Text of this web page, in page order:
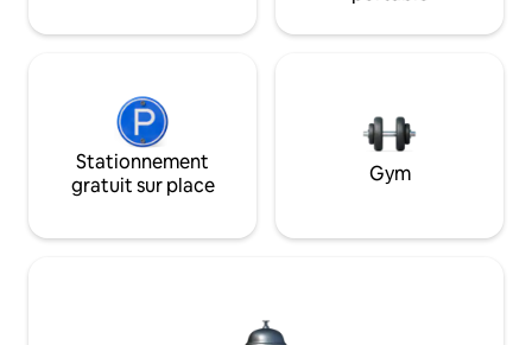
Stationnement
gratuit sur place
Gym